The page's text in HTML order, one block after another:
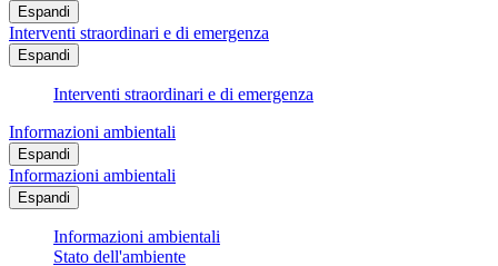
Espandi
Interventi straordinari e di emergenza
Espandi
Interventi straordinari e di emergenza
Informazioni ambientali
Espandi
Informazioni ambientali
Espandi
Informazioni ambientali
Stato dell'ambiente